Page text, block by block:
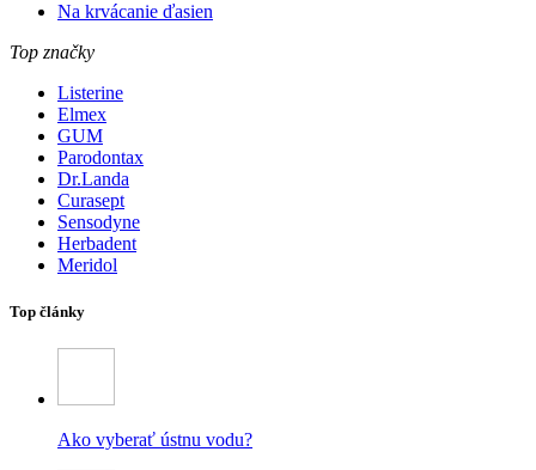
Na krvácanie ďasien
Top značky
Listerine
Elmex
GUM
Parodontax
Dr.Landa
Curasept
Sensodyne
Herbadent
Meridol
Top články
Ako vyberať ústnu vodu?